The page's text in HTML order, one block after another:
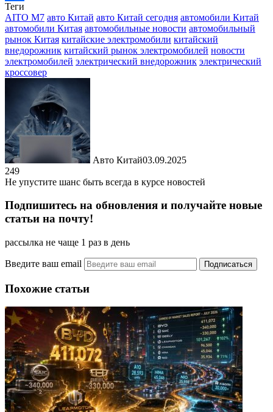
Отправить
Теги
AITO M7 авто Китай авто Китай сегодня автомобили Китай
автомобили Китая автомобильные новости автомобильный
рынок Китая китайские электромобили китайский
внедорожник китайский рынок электромобилей новости
электромобилей электрический внедорожник электрический
кроссовер
Авто Китай03.09.2025
249
Не упустите шанс быть всегда в курсе новостей
Подпишитесь на обновления и получайте новые
статьи на почту!
рассылка не чаще 1 раз в день
Введите ваш email
Похожие статьи